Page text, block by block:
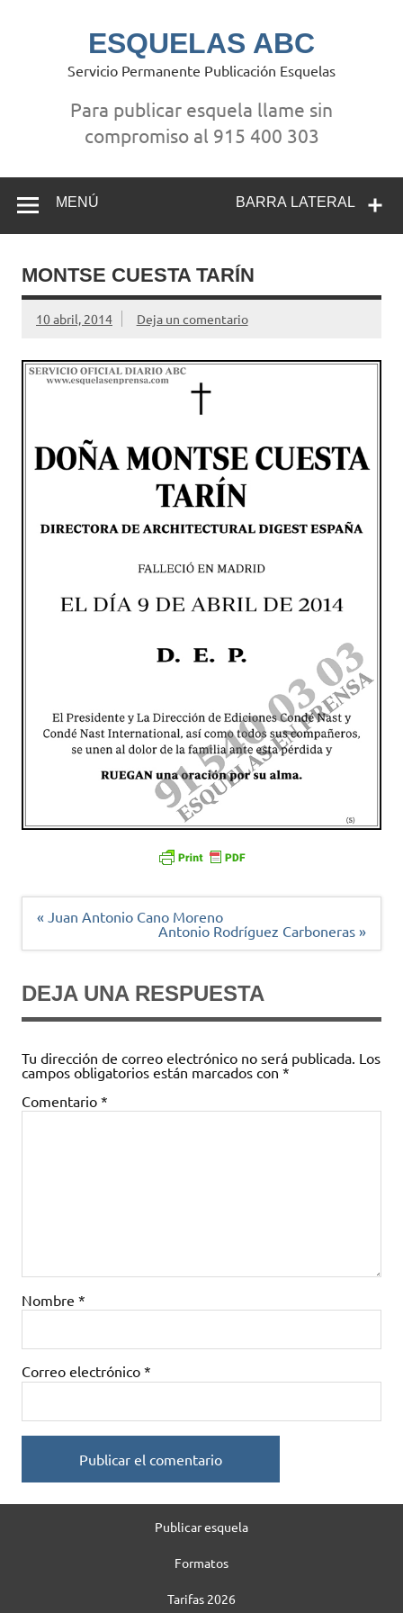
ESQUELAS ABC
Servicio Permanente Publicación Esquelas
Para publicar esquela llame sin
compromiso al 915 400 303
BARRA LATERAL
MENÚ
MONTSE CUESTA TARÍN
10 abril, 2014 Deja un comentario
Navegación
« Juan Antonio Cano Moreno
Antonio Rodríguez Carboneras »
DEJA UNA RESPUESTA
Tu dirección de correo electrónico no será publicada. Los
campos obligatorios están marcados con *
Comentario *
Nombre *
Correo electrónico *
Publicar esquela
Formatos
Tarifas 2026